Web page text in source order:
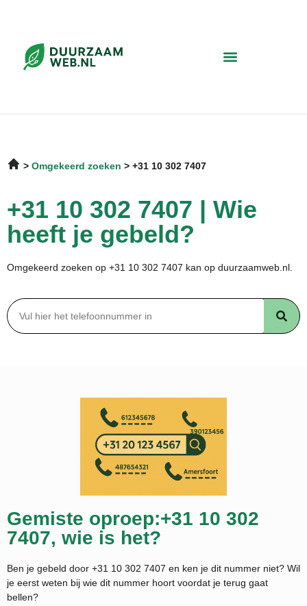
Omgekeerd zoeken +31 10 302 7407
+31 10 302 7407 | Wie
heeft je gebeld?
Omgekeerd zoeken op +31 10 302 7407 kan op duurzaamweb.nl.
Gemiste oproep:+31 10 302
7407, wie is het?
Ben je gebeld door +31 10 302 7407 en ken je dit nummer niet? Wil
je eerst weten bij wie dit nummer hoort voordat je terug gaat
bellen?